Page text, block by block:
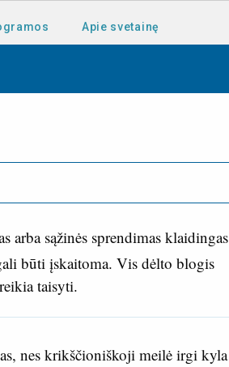
Apie svetainę
arba sąžinės sprendimas klaidingas
būti įskaitoma. Vis dėlto blogis
taisyti.
nes krikščioniškoji meilė irgi kyla